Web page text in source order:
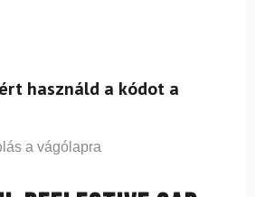
használd a kódot a
a vágólapra